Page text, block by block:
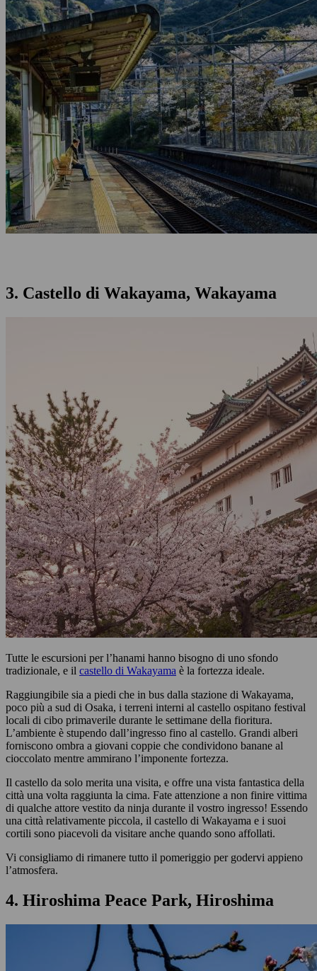
3. Castello di Wakayama, Wakayama
Tutte le escursioni per l’hanami hanno bisogno di uno sfondo
tradizionale, e il castello di Wakayama è la fortezza ideale.
Raggiungibile sia a piedi che in bus dalla stazione di Wakayama,
poco più a sud di Osaka, i terreni interni al castello ospitano festival
locali di cibo primaverile durante le settimane della fioritura.
L’ambiente è stupendo dall’ingresso fino al castello. Grandi alberi
forniscono ombra a giovani coppie che condividono banane al
cioccolato mentre ammirano l’imponente fortezza.
Il castello da solo merita una visita, e offre una vista fantastica della
città una volta raggiunta la cima. Fate attenzione a non finire vittima
di qualche attore vestito da ninja durante il vostro ingresso! Essendo
una città relativamente piccola, il castello di Wakayama e i suoi
cortili sono piacevoli da visitare anche quando sono affollati.
Vi consigliamo di rimanere tutto il pomeriggio per godervi appieno
l’atmosfera.
4. Hiroshima Peace Park, Hiroshima